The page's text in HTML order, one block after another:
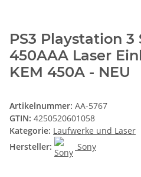
PS3 Playstation 3
450AAA Laser
KEM 450A - NEU
Artikelnummer: AA-5767
GTIN: 4250520601058
Kategorie: Laufwerke und Laser
Hersteller:
Sony